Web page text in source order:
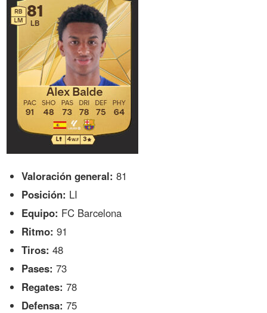
Valoración general: 81
Posición: LI
Equipo: FC Barcelona
Ritmo: 91
Tiros: 48
Pases: 73
Regates: 78
Defensa: 75